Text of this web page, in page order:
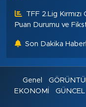
TFF 2.Lig Kırmızı
Puan Durumu ve
Son Dakika
Genel
EKONOMİ
GÜNCEL